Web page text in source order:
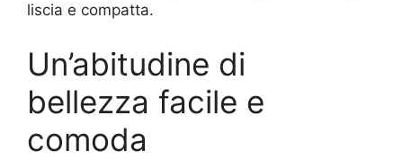
liscia e compatta.
Un’abitudine di
bellezza facile e
comoda